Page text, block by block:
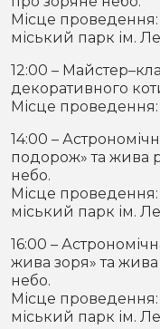
Місце
міський парк ім.
12:00 –
декоративного
Місце проведення:
14:00 –
подорож» та жива
небо.
Місце
міський парк ім.
16:00 –
жива зоря» та
небо.
Місце
міський парк ім.